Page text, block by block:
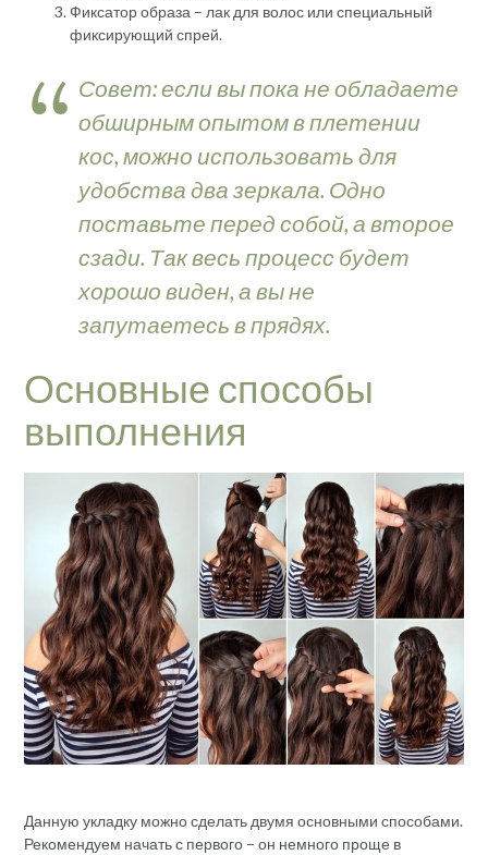
Фиксатор образа – лак для волос или специальный
фиксирующий спрей.
Совет: если вы пока не обладаете
обширным опытом в плетении
кос, можно использовать для
удобства два зеркала. Одно
поставьте перед собой, а второе
сзади. Так весь процесс будет
хорошо виден, а вы не
запутаетесь в прядях.
Основные способы
выполнения
Данную укладку можно сделать двумя основными способами.
Рекомендуем начать с первого – он немного проще в